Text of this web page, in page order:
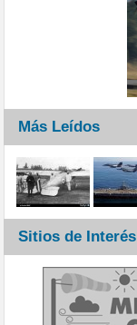
Más Leídos
Sitios de Interés